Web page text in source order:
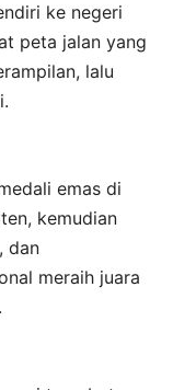
ke negeri
peta jalan yang
lalu
emas di
kemudian
dan
meraih juara